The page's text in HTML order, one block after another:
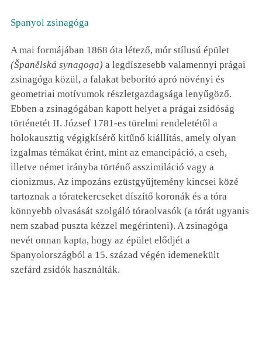
Spanyol zsinagóga
A mai formájában 1868 óta létező, mór stílusú épület
(Španělská synagoga) a legdíszesebb valamennyi prágai
zsinagóga közül, a falakat beborító apró növényi és
geometriai motívumok részletgazdagsága lenyűgöző.
Ebben a zsinagógában kapott helyet a prágai zsidóság
történetét II. József 1781-es türelmi rendeletétől a
holokausztig végigkísérő kitűnő kiállítás, amely olyan
izgalmas témákat érint, mint az emancipáció, a cseh,
illetve német irányba történő asszimiláció vagy a
cionizmus. Az impozáns ezüstgyűjtemény kincsei közé
tartoznak a tóratekercseket díszítő koronák és a tóra
könnyebb olvasását szolgáló tóraolvasók (a tórát ugyanis
nem szabad puszta kézzel megérinteni). A zsinagóga
nevét onnan kapta, hogy az épület elődjét a
Spanyolországból a 15. század végén idemenekült
szefárd zsidók használták.